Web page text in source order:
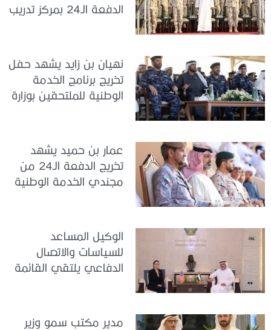
الدفعة الـ24 بمركز تدريب
نهيان بن زايد يشهد حفل
تخريج برنامج الخدمة
الوطنية للملتحقين بوزارة
عمار بن حميد يشهد
تخريج الدفعة الـ24 من
مجندي الخدمة الوطنية
الوكيل المساعد
للسياسات والاتصال
الدفاعي يلتقي القائمة
مدير مكتب سمو وزير